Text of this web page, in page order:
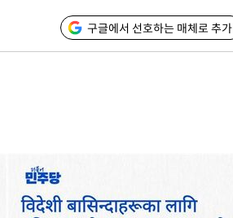
구글에서 선호하는 매체로 추가